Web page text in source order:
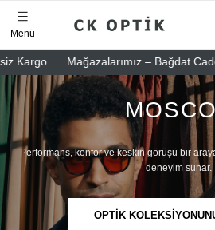
Mağazalarımız – Bağdat Caddesi 1
Menü
Performans, konfor ve keskin görüşü bir
deneyim sunar.
OPTİK